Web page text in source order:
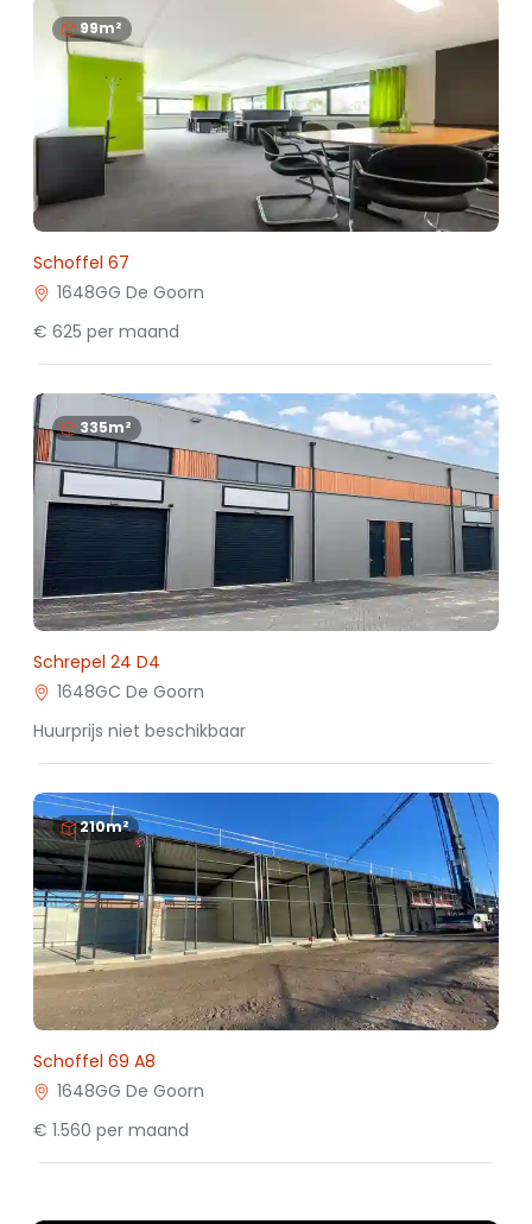
99m²
Schoffel 67
1648GG De Goorn
€ 625 per maand
335m²
Schrepel 24 D4
1648GC De Goorn
Huurprijs niet beschikbaar
210m²
Schoffel 69 A8
1648GG De Goorn
€ 1.560 per maand